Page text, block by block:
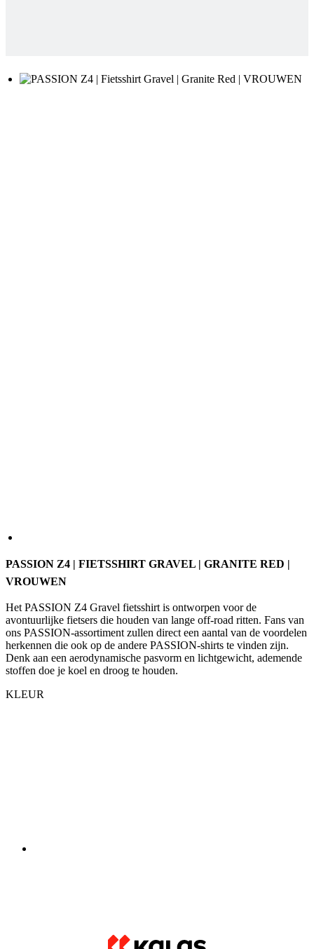
PASSION Z4 | FIETSSHIRT GRAVEL | GRANITE RED |
VROUWEN
Het PASSION Z4 Gravel fietsshirt is ontworpen voor de
avontuurlijke fietsers die houden van lange off-road ritten. Fans van
ons PASSION-assortiment zullen direct een aantal van de voordelen
herkennen die ook op de andere PASSION-shirts te vinden zijn.
Denk aan een aerodynamische pasvorm en lichtgewicht, ademende
stoffen doe je koel en droog te houden.
KLEUR